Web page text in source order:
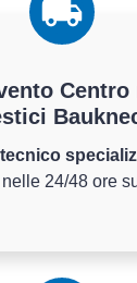
Centro
tecnico
24/48 ore